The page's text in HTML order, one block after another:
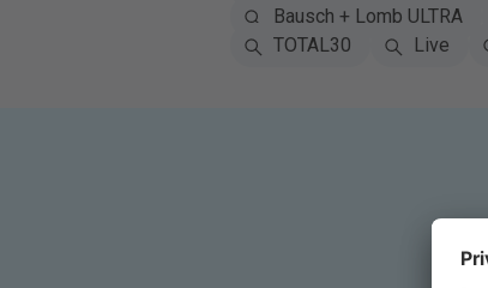
Bausch + Lomb ULTRA
TOTAL30
Live